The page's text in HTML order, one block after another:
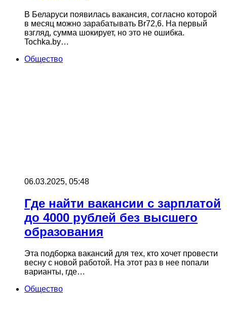
В Беларуси появилась вакансия, согласно которой
в месяц можно зарабатывать Br72,6. На первый
взгляд, сумма шокирует, но это не ошибка.
Tochka.by…
Общество
06.03.2025, 05:48
Где найти вакансии с зарплатой
до 4000 рублей без высшего
образования
Эта подборка вакансий для тех, кто хочет провести
весну с новой работой. На этот раз в нее попали
варианты, где…
Общество